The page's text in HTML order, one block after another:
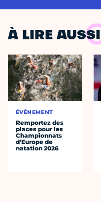
À LIRE AUSSI
ÉVÈNEMENT
Remportez des
places pour les
Championnats
d'Europe de
natation 2026